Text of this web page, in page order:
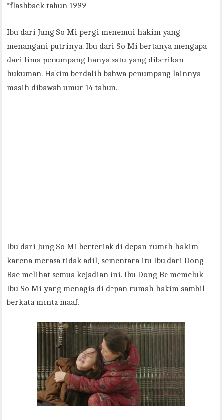
*flashback tahun 1999
Ibu dari Jung So Mi pergi menemui hakim yang
menangani putrinya. Ibu dari So Mi bertanya mengapa
dari lima penumpang hanya satu yang diberikan
hukuman. Hakim berdalih bahwa penumpang lainnya
masih dibawah umur 14 tahun.
Ibu dari Jung So Mi berteriak di depan rumah hakim
karena merasa tidak adil, sementara itu Ibu dari Dong
Bae melihat semua kejadian ini. Ibu Dong Be memeluk
Ibu So Mi yang menagis di depan rumah hakim sambil
berkata minta maaf.